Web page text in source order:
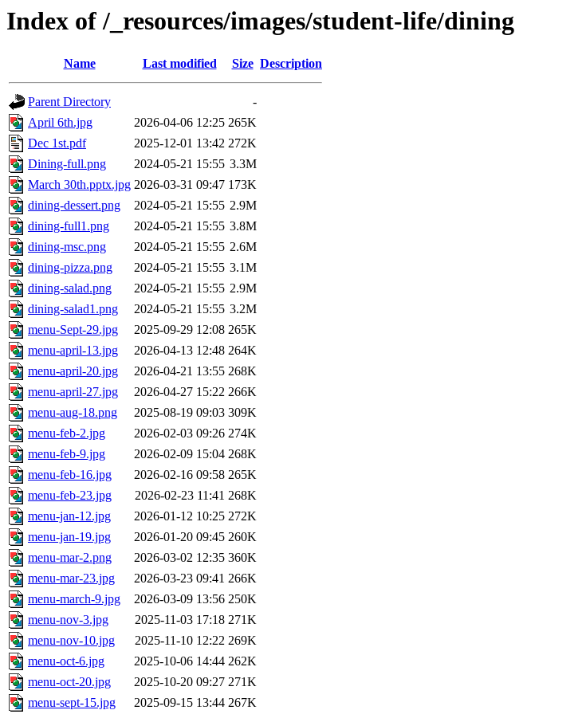
Index of /_resources/images/student-life/dining
Name Last modified Size Description
Parent Directory
-
April 6th.jpg
2026-04-06 12:25 265K
Dec 1st.pdf
2025-12-01 13:42 272K
Dining-full.png
2024-05-21 15:55 3.3M
March 30th.pptx.jpg 2026-03-31 09:47 173K
dining-dessert.png
2024-05-21 15:55 2.9M
dining-full1.png
2024-05-21 15:55 3.8M
dining-msc.png
2024-05-21 15:55 2.6M
dining-pizza.png
2024-05-21 15:55 3.1M
dining-salad.png
2024-05-21 15:55 2.9M
dining-salad1.png
2024-05-21 15:55 3.2M
menu-Sept-29.jpg
2025-09-29 12:08 265K
menu-april-13.jpg
2026-04-13 12:48 264K
menu-april-20.jpg
2026-04-21 13:55 268K
menu-april-27.jpg
2026-04-27 15:22 266K
menu-aug-18.png
2025-08-19 09:03 309K
menu-feb-2.jpg
2026-02-03 09:26 274K
menu-feb-9.jpg
2026-02-09 15:04 268K
menu-feb-16.jpg
2026-02-16 09:58 265K
menu-feb-23.jpg
2026-02-23 11:41 268K
menu-jan-12.jpg
2026-01-12 10:25 272K
menu-jan-19.jpg
2026-01-20 09:45 260K
menu-mar-2.png
2026-03-02 12:35 360K
menu-mar-23.jpg
2026-03-23 09:41 266K
menu-march-9.jpg
2026-03-09 13:56 250K
menu-nov-3.jpg
2025-11-03 17:18 271K
menu-nov-10.jpg
2025-11-10 12:22 269K
menu-oct-6.jpg
2025-10-06 14:44 262K
menu-oct-20.jpg
2025-10-20 09:27 271K
menu-sept-15.jpg
2025-09-15 13:44 267K